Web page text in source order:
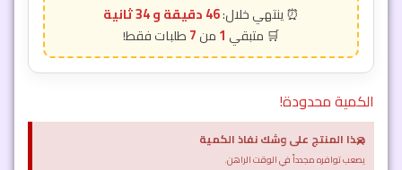
46 دقيقة و 33 ثانية
1
7
الكمية محدودة!
هذا المنتج على وشك نفاذ الكمية
يصعب توافره مجدداً في الوقت الراهن.
×